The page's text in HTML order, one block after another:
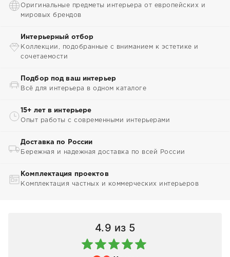
Оригинальные предметы интерьера от европейских и
мировых брендов
Интерьерный отбор
Коллекции, подобранные с вниманием к эстетике и
сочетаемости
Подбор под ваш интерьер
Всё для интерьера в одном каталоге
15+ лет в интерьере
Опыт работы с современными интерьерами
Доставка по России
Бережная и надежная доставка по всей России
Комплектация проектов
Комплектация частных и коммерческих интерьеров
4.9 из 5